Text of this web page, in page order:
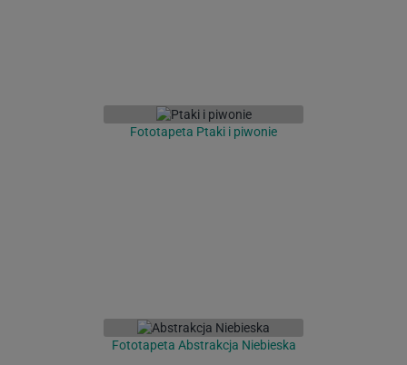
Fototapeta Ptaki i piwonie
Fototapeta Abstrakcja Niebieska